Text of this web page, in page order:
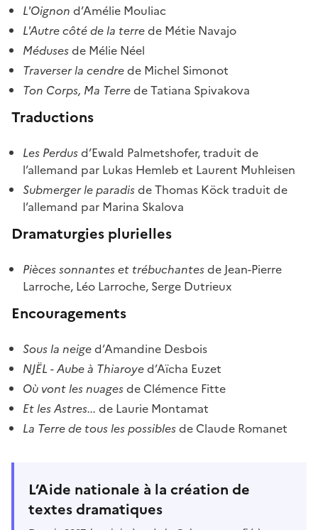
L'Oignon d’Amélie Mouliac
L'Autre côté de la terrede Métie Navajo
Médusesde Mélie Néel
Traverser la cendrede Michel Simonot
Ton Corps, Ma Terrede Tatiana Spivakova
Traductions
Les Perdusd’Ewald Palmetshofer, traduit de
l’allemand par Lukas Hemleb et Laurent Muhleisen
Submerger le paradisde Thomas Köck traduit de
l’allemand par Marina Skalova
Dramaturgies plurielles
Pièces sonnantes et trébuchantesde Jean-Pierre
Larroche, Léo Larroche, Serge Dutrieux
Encouragements
Sous la neiged’Amandine Desbois
NJËL - Aube à Thiaroyed’Aïcha Euzet
Où vont les nuagesde Clémence Fitte
Et les Astres... de Laurie Montamat
La Terre de tous les possiblesde Claude Romanet
L’Aide nationale à la création de
textes dramatiques